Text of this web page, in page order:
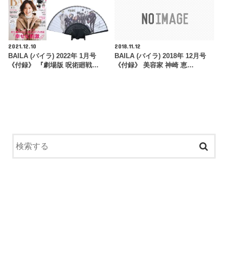
2021.12.10
BAILA (バイラ) 2022年 1月号
《付録》 『劇場版 呪術廻戦…
2018.11.12
BAILA (バイラ) 2018年 12月号
《付録》 美容家 神崎 恵…